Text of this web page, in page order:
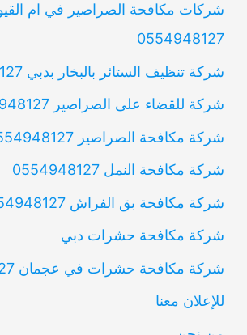
شركات مكافحة الصراصير في ام
0554948127
شركة تنظيف الستائر بالبخار بدبي 0554948127
شركة للقضاء على الصراصير 0554948127
شركة مكافحة الصراصير 0554948127
شركة مكافحة النمل 0554948127
شركة مكافحة بق الفراش 0554948127
شركة مكافحة حشرات دبي
شركة مكافحة حشرات في عجمان 0554948127
للإعلان معنا